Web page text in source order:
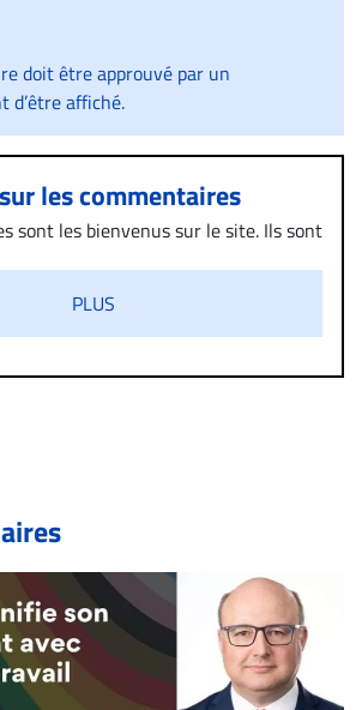
doit être approuvé par un
d’être affiché.
les commentaires
sont les bienvenus sur le site. Ils sont
cette politique de modération,
sur le site vous dérange, prenez
par courriel (info@droit-
de réponse.
inc.com
PLUS